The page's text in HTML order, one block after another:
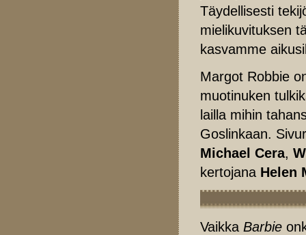
Täydellisesti
mielikuvituksen
kasvamme
Margot Robbie
muotinuken
lailla mihin
Goslinkaan.
Michael Cera,
kertojana Helen
Vaikka Barbie